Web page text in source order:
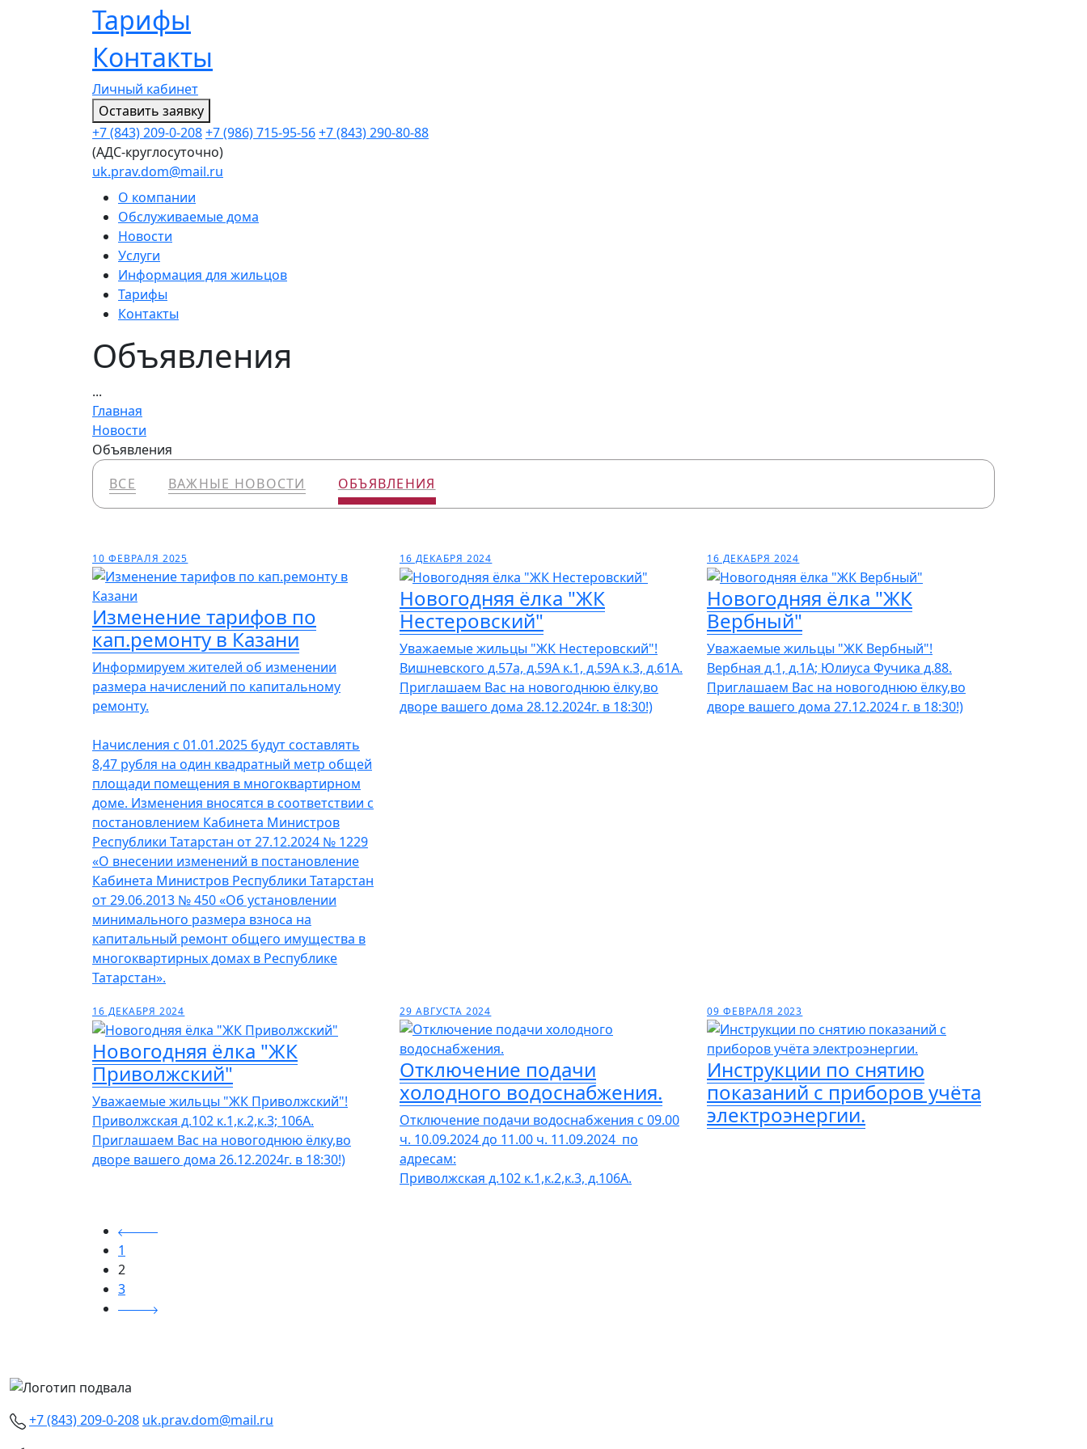
Тарифы
Контакты
Личный кабинет
Оставить заявку
+7 (843) 209-0-208+7 (986) 715-95-56+7 (843) 290-80-88
(АДС-круглосуточно)
uk.prav.dom@mail.ru
О компании
Обслуживаемые дома
Новости
Услуги
Информация для жильцов
Тарифы
Контакты
Объявления
...
Главная
Новости
Объявления
ВСЕ
ВАЖНЫЕ НОВОСТИ ОБЪЯВЛЕНИЯ
10 ФЕВРАЛЯ 2025
Изменение тарифов по
кап.ремонту в Казани
Информируем жителей об изменении
размера начислений по капитальному
ремонту.
Начисления с 01.01.2025 будут составлять
8,47 рубля на один квадратный метр общей
площади помещения в многоквартирном
доме. Изменения вносятся в соответствии с
постановлением Кабинета Министров
Республики Татарстан от 27.12.2024 № 1229
«О внесении изменений в постановление
Кабинета Министров Республики Татарстан
от 29.06.2013 № 450 «Об установлении
минимального размера взноса на
капитальный ремонт общего имущества в
многоквартирных домах в Республике
Татарстан».
16 ДЕКАБРЯ 2024
Новогодняя ёлка "ЖК
Нестеровский"
Уважаемые жильцы "ЖК Нестеровский"!
Вишневского д.57а, д.59А к.1, д.59А к.3, д.61А.
Приглашаем Вас на новогоднюю ёлку,во
дворе вашего дома 28.12.2024г. в 18:30!)
16 ДЕКАБРЯ 2024
Новогодняя ёлка "ЖК
Вербный"
Уважаемые жильцы "ЖК Вербный"!
Вербная д.1, д.1А; Юлиуса Фучика д.88.
Приглашаем Вас на новогоднюю ёлку,во
дворе вашего дома 27.12.2024 г. в 18:30!)
16 ДЕКАБРЯ 2024
Новогодняя ёлка "ЖК
Приволжский"
Уважаемые жильцы "ЖК Приволжский"!
Приволжская д.102 к.1,к.2,к.3; 106А.
Приглашаем Вас на новогоднюю ёлку,во
дворе вашего дома 26.12.2024г. в 18:30!)
29 АВГУСТА 2024
Отключение подачи
холодного водоснабжения.
Отключение подачи водоснабжения с 09.00
ч. 10.09.2024 до 11.00 ч. 11.09.2024 по
адресам:
Приволжская д.102 к.1,к.2,к.3, д.106А.
09 ФЕВРАЛЯ 2023
Инструкции по снятию
показаний с приборов учёта
электроэнергии.
1
2
3
+7 (843) 209-0-208 uk.prav.dom@mail.ru